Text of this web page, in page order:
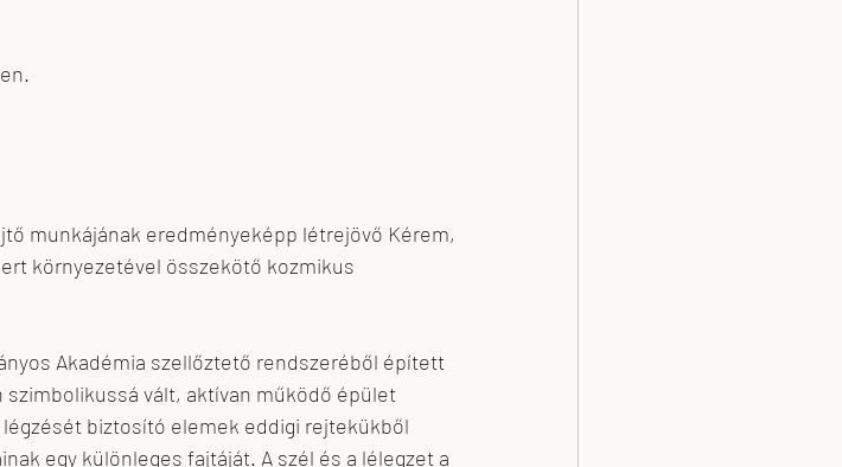
munkájának eredményeképp létrejövő Kérem,
környezetével összekötő kozmikus
Akadémia szellőztető rendszeréből épített
vált, aktívan működő épület
biztosító elemek eddigi rejtekükből
egy különleges fajtáját. A szél és a lélegzet a